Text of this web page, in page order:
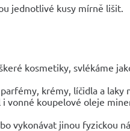
jednotlivé kusy mírně lišit.
kosmetiky, svlékáme
krémy, líčidla a laky
vonné koupelové oleje
vykonávat jinou fyzickou